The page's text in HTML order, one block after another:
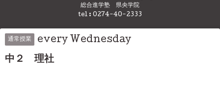
総合進学塾 県央学院
tel : 0274-40-2333
通常授業 every Wednesday
中２ 理社